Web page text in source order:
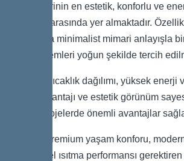
teknolojilerinin en estetik, konforlu ve
çözümleri arasında yer almaktadır.
alanlarında minimalist mimari anlayışla
ısıtma sistemleri yoğun şekilde tercih
Homojen sıcaklık dağılımı, yüksek
çalışma avantajı ve estetik görünüm
modern projelerde önemli avantajlar
Özellikle premium yaşam konforu,
profesyonel ısıtma performansı